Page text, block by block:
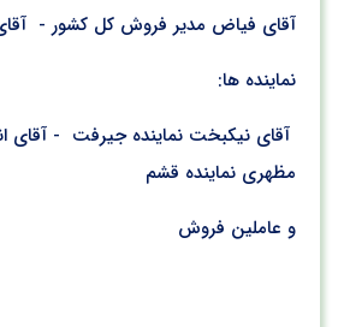
آقای فیاض مدیر فروش کل کشور -
نماینده ها:
آقای نیکبخت نماینده جیرفت - آقای
مظهری نماینده قشم
و عاملین فروش